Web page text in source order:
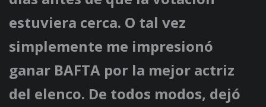
estuviera cerca. O tal vez
simplemente me impresionó
ganar BAFTA por la mejor actriz
del elenco. De todos modos, dejó